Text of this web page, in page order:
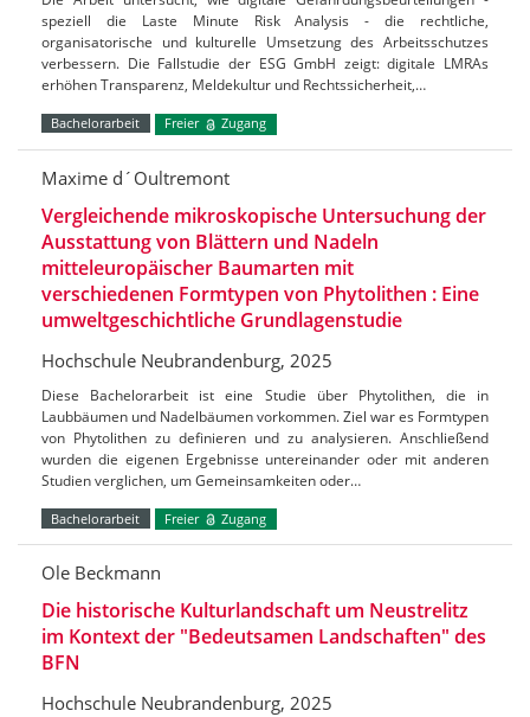
speziell die Laste Minute Risk Analysis - die rechtliche,
organisatorische und kulturelle Umsetzung des Arbeitsschutzes
verbessern. Die Fallstudie der ESG GmbH zeigt: digitale LMRAs
erhöhen Transparenz, Meldekultur und Rechtssicherheit,…
Bachelorarbeit Freier Zugang
Maxime d´Oultremont
Vergleichende mikroskopische Untersuchung der
Ausstattung von Blättern und Nadeln
mitteleuropäischer Baumarten mit
verschiedenen Formtypen von Phytolithen : Eine
umweltgeschichtliche Grundlagenstudie
Hochschule Neubrandenburg, 2025
Diese Bachelorarbeit ist eine Studie über Phytolithen, die in
Laubbäumen und Nadelbäumen vorkommen. Ziel war es Formtypen
von Phytolithen zu definieren und zu analysieren. Anschließend
wurden die eigenen Ergebnisse untereinander oder mit anderen
Studien verglichen, um Gemeinsamkeiten oder…
Bachelorarbeit Freier Zugang
Ole Beckmann
Die historische Kulturlandschaft um Neustrelitz
im Kontext der "Bedeutsamen Landschaften" des
BFN
Hochschule Neubrandenburg, 2025